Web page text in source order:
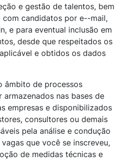
e gestão de talentos, bem
candidatos por e--mail,
e para eventual inclusão em
desde que respeitados os
e obtidos os dados
âmbito de processos
nas bases de
empresas e disponibilizados
consultores ou demais
pela análise e condução
que você se inscreveu,
de medidas técnicas e